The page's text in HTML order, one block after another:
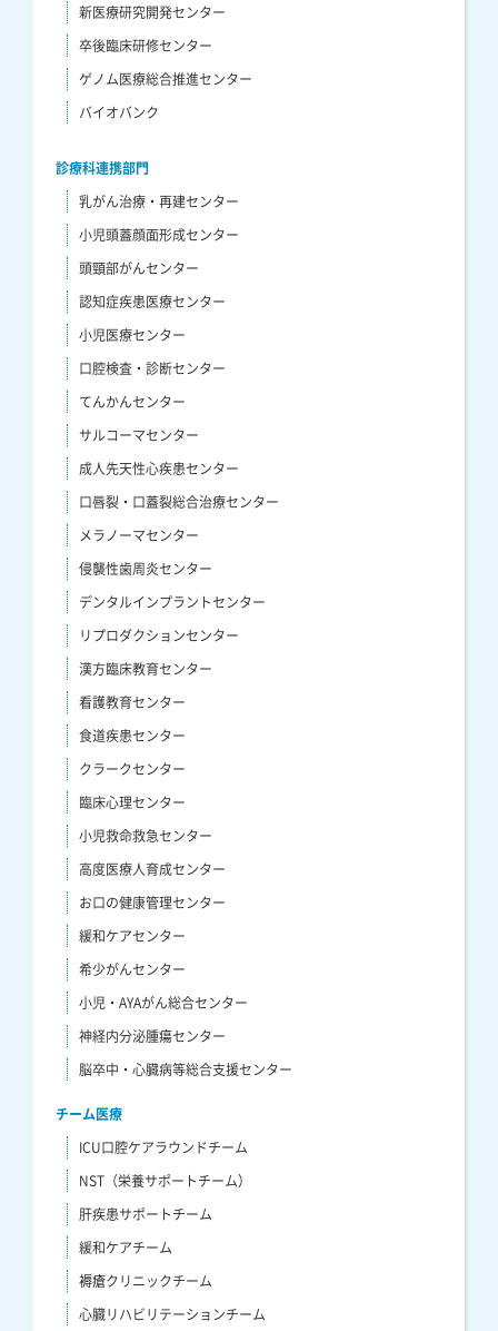
新医療研究開発センター
卒後臨床研修センター
ゲノム医療総合推進センター
バイオバンク
診療科連携部門
乳がん治療・再建センター
小児頭蓋顔面形成センター
頭頸部がんセンター
認知症疾患医療センター
小児医療センター
口腔検査・診断センター
てんかんセンター
サルコーマセンター
成人先天性心疾患センター
口唇裂・口蓋裂総合治療センター
メラノーマセンター
侵襲性歯周炎センター
デンタルインプラントセンター
リプロダクションセンター
漢方臨床教育センター
看護教育センター
食道疾患センター
クラークセンター
臨床心理センター
小児救命救急センター
高度医療人育成センター
お口の健康管理センター
緩和ケアセンター
希少がんセンター
小児・AYAがん総合センター
神経内分泌腫瘍センター
脳卒中・心臓病等総合支援センター
チーム医療
ICU口腔ケアラウンドチーム
NST（栄養サポートチーム）
肝疾患サポートチーム
緩和ケアチーム
褥瘡クリニックチーム
心臓リハビリテーションチーム